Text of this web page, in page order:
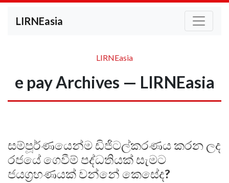
LIRNEasia
LIRNEasia
e pay Archives — LIRNEasia
සම්පූර්ණයෙන්ම ඩිජිටල්කරණය කරන ලද
රජයේ ගෙවීම් පද්ධතියක් සැමට
ජයග්‍රහණයක් වන්නේ කෙසේද?